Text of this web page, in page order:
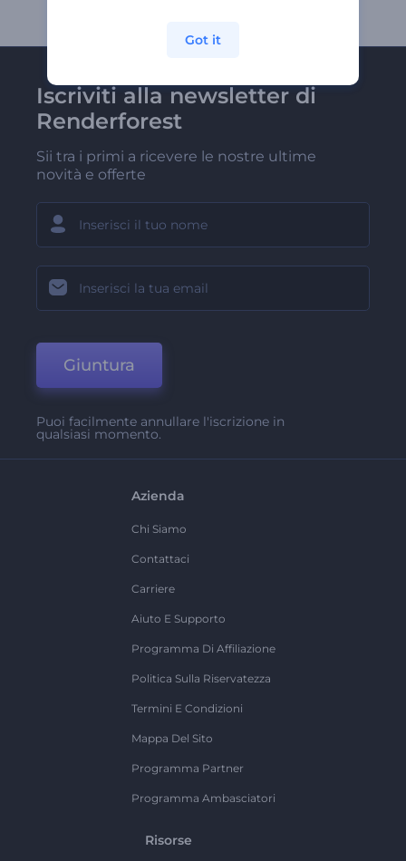
Iscriviti alla newsletter di
Renderforest
Sii tra i primi a ricevere le nostre ultime
novità e offerte
Giuntura
Puoi facilmente annullare l'iscrizione in
qualsiasi momento.
Azienda
Chi Siamo
Contattaci
Carriere
Aiuto E Supporto
Programma Di Affiliazione
Politica Sulla Riservatezza
Termini E Condizioni
Mappa Del Sito
Programma Partner
Programma Ambasciatori
Risorse
Got it